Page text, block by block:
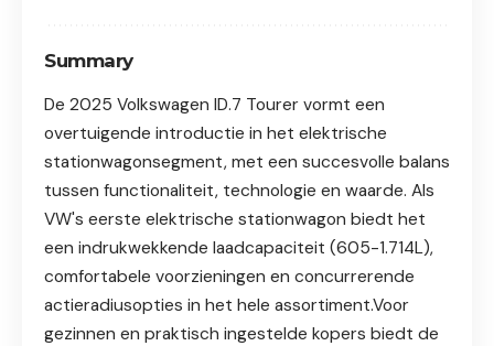
Summary
De 2025 Volkswagen ID.7 Tourer vormt een
overtuigende introductie in het elektrische
stationwagonsegment, met een succesvolle balans
tussen functionaliteit, technologie en waarde. Als
VW's eerste elektrische stationwagon biedt het
een indrukwekkende laadcapaciteit (605-1.714L),
comfortabele voorzieningen en concurrerende
actieradiusopties in het hele assortiment.Voor
gezinnen en praktisch ingestelde kopers biedt de